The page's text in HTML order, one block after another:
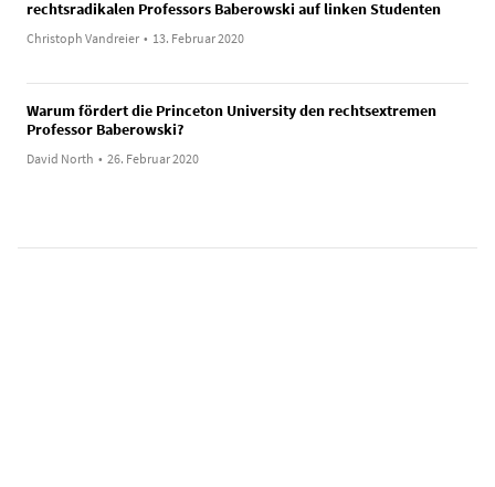
rechtsradikalen Professors Baberowski auf linken Studenten
Christoph Vandreier • 13. Februar 2020
Warum fördert die Princeton University den rechtsextremen
Professor Baberowski?
David North • 26. Februar 2020